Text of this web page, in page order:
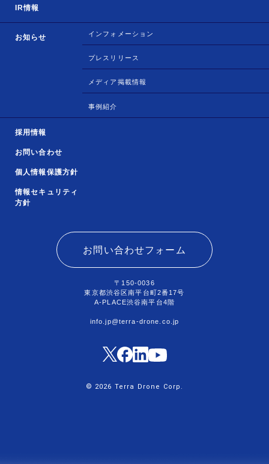
IR情報
お知らせ インフォメーション
プレスリリース
メディア掲載情報
事例紹介
採用情報
お問い合わせ
個人情報保護方針
情報セキュリティ
方針
お問い合わせフォーム
〒150-0036
東京都渋谷区南平台町2番17号
A-PLACE渋谷南平台4階
info.jp@terra-drone.co.jp
© 2026 Terra Drone Corp.